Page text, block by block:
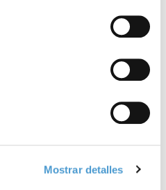
Mostrar detalles